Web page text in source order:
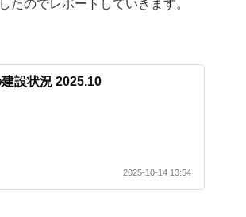
たのでレポートしていきます。
設状況 2025.10
2025-10-14 13:54